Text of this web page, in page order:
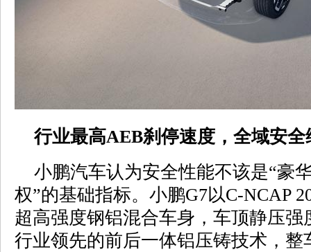
行业最高AEB刹停速度，全域安
小鹏汽车认为安全性能不该是“豪
权”的基础指标。小鹏G7以C-NCAP
超高强度钢铝混合车身，车顶静压强
行业领先的前后一体铝压铸技术，整